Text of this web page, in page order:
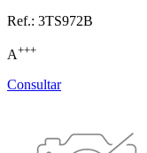
Ref.: 3TS972B
A+++
Consultar